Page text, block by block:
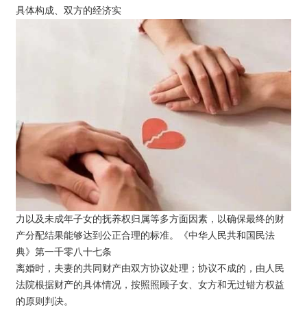
具体构成、双方的经济实
力以及未成年子女的抚养权归属等多方面因素，以确保最终的财
产分配结果能够达到公正合理的标准。《中华人民共和国民法
典》第一千零八十七条
离婚时，夫妻的共同财产由双方协议处理；协议不成的，由人民
法院根据财产的具体情况，按照照顾子女、女方和无过错方权益
的原则判决。